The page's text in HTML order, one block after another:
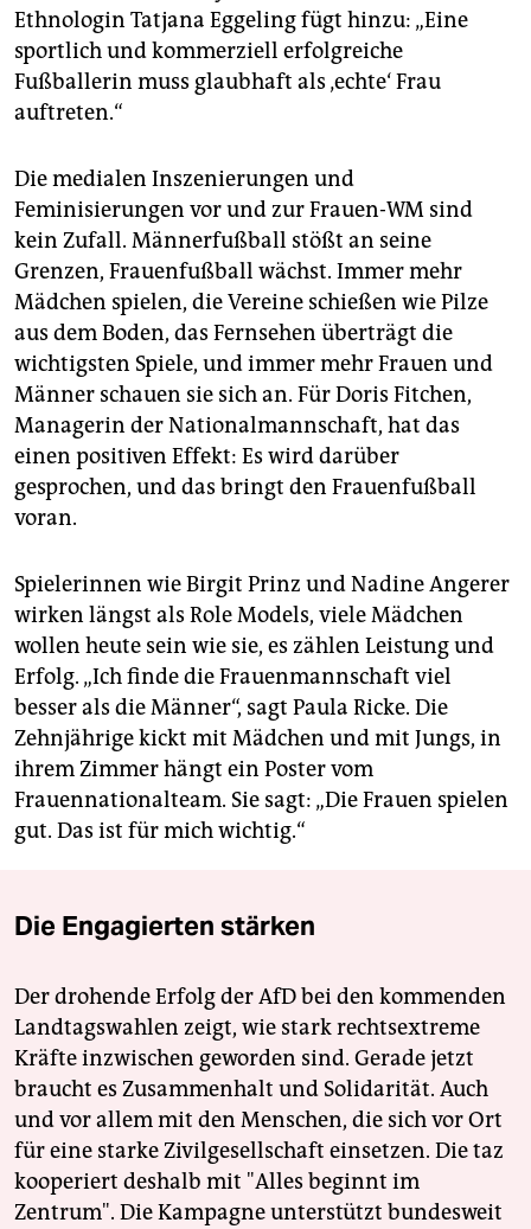
Ethnologin Tatjana Eggeling fügt hinzu: „Eine
sportlich und kommerziell erfolgreiche
Fußballerin muss glaubhaft als ‚echte‘ Frau
auftreten.“
Die medialen Inszenierungen und
Feminisierungen vor und zur Frauen-WM sind
kein Zufall. Männerfußball stößt an seine
Grenzen, Frauenfußball wächst. Immer mehr
Mädchen spielen, die Vereine schießen wie Pilze
aus dem Boden, das Fernsehen überträgt die
wichtigsten Spiele, und immer mehr Frauen und
Männer schauen sie sich an. Für Doris Fitchen,
Managerin der Nationalmannschaft, hat das
einen positiven Effekt: Es wird darüber
gesprochen, und das bringt den Frauenfußball
voran.
Spielerinnen wie Birgit Prinz und Nadine Angerer
wirken längst als Role Models, viele Mädchen
wollen heute sein wie sie, es zählen Leistung und
Erfolg. „Ich finde die Frauenmannschaft viel
besser als die Männer“, sagt Paula Ricke. Die
Zehnjährige kickt mit Mädchen und mit Jungs, in
ihrem Zimmer hängt ein Poster vom
Frauennationalteam. Sie sagt: „Die Frauen spielen
gut. Das ist für mich wichtig.“
Die Engagierten stärken
Der drohende Erfolg der AfD bei den kommenden
Landtagswahlen zeigt, wie stark rechtsextreme
Kräfte inzwischen geworden sind. Gerade jetzt
braucht es Zusammenhalt und Solidarität. Auch
und vor allem mit den Menschen, die sich vor Ort
für eine starke Zivilgesellschaft einsetzen. Die taz
kooperiert deshalb mit "Alles beginnt im
Zentrum". Die Kampagne unterstützt bundesweit